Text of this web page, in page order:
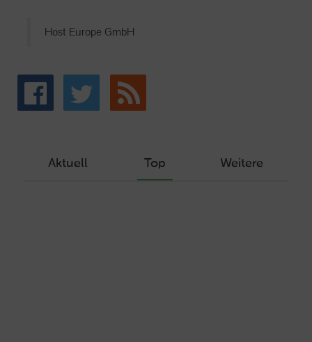
Host Europe GmbH
Aktuell Top Weitere